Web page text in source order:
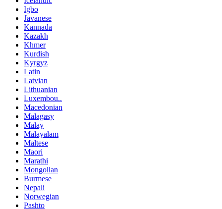
Igbo
Javanese
Kannada
Kazakh
Khmer
Kurdish
Kyrgyz
Latin
Latvian
Lithuanian
Luxembou..
Macedonian
Malagasy
Malay
Malayalam
Maltese
Maori
Marathi
Mongolian
Burmese
Nepali
Norwegian
Pashto